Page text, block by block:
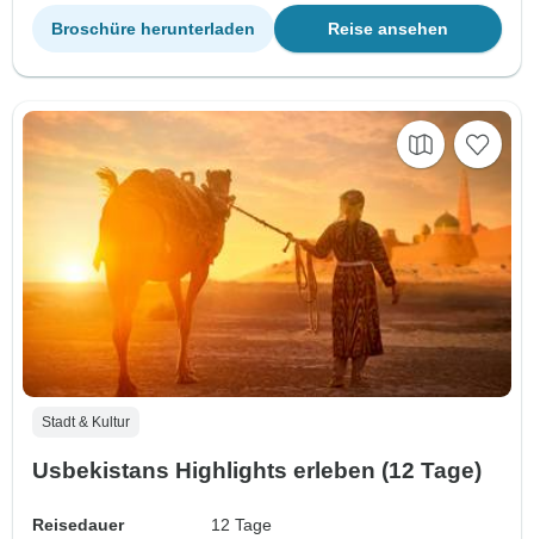
Reise ansehen
Broschüre herunterladen
Stadt & Kultur
Usbekistans Highlights erleben (12 Tage)
Reisedauer 12 Tage